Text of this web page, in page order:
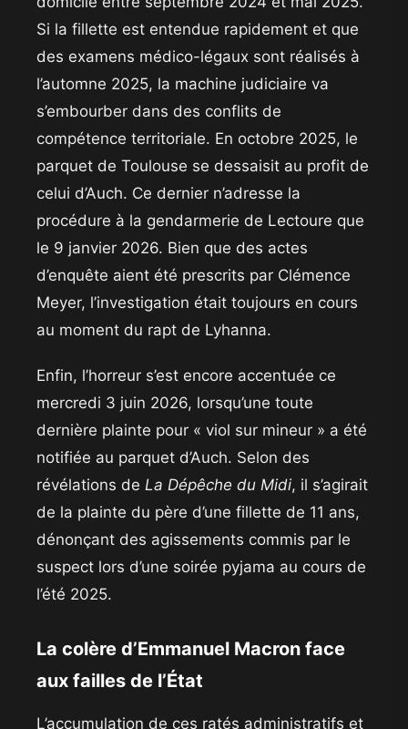
Si la fillette est entendue rapidement et que
des examens médico-légaux sont réalisés à
l’automne 2025, la machine judiciaire va
s’embourber dans des conflits de
compétence territoriale. En octobre 2025, le
parquet de Toulouse se dessaisit au profit de
celui d’Auch. Ce dernier n’adresse la
procédure à la gendarmerie de Lectoure que
le 9 janvier 2026. Bien que des actes
d’enquête aient été prescrits par Clémence
Meyer, l’investigation était toujours en cours
au moment du rapt de Lyhanna.
​Enfin, l’horreur s’est encore accentuée ce
mercredi 3 juin 2026, lorsqu’une toute
dernière plainte pour « viol sur mineur » a été
notifiée au parquet d’Auch. Selon des
révélations de La Dépêche du Midi, il s’agirait
de la plainte du père d’une fillette de 11 ans,
dénonçant des agissements commis par le
suspect lors d’une soirée pyjama au cours de
l’été 2025.
​La colère d’Emmanuel Macron face
aux failles de l’État
​L’accumulation de ces ratés administratifs et